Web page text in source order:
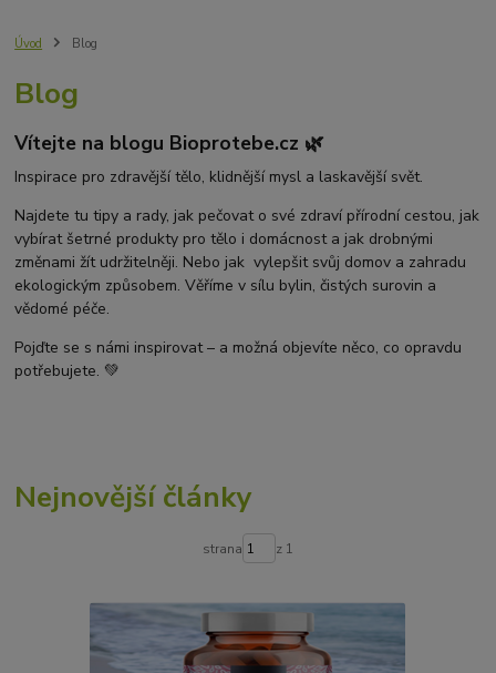
bez chemie
Přírodní čistící prostředky
Jak se zbavit lupů
Příčiny lupů Léčba lupů
Suchá pokožka hlavy a lupy
Přírodní prostředky na lupy
Mastná pokožka hlavy a lupy
Svědění pokožky hlavy
Kvasinky a lupy
diadnostické testy
měření moči
hodnota pH kyselý zásaditý
neutrální
měření pH
Úvod Blog
Blog
Vítejte na blogu Bioprotebe.cz 🌿
Inspirace pro zdravější tělo, klidnější mysl a laskavější svět.
Najdete tu tipy a rady, jak pečovat o své zdraví přírodní cestou, jak
vybírat šetrné produkty pro tělo i domácnost a jak drobnými
změnami žít udržitelněji. Nebo jak vylepšit svůj domov a zahradu
ekologickým způsobem. Věříme v sílu bylin, čistých surovin a
vědomé péče.
Pojďte se s námi inspirovat – a možná objevíte něco, co opravdu
potřebujete. 💚
Nejnovější články
strana z 1